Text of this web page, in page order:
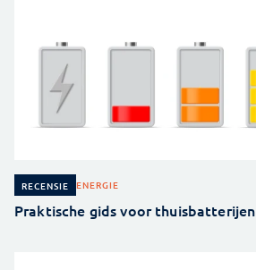
RECENSIE ENERGIE
Praktische gids voor thuisbatterijen